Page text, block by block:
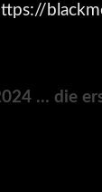
… die